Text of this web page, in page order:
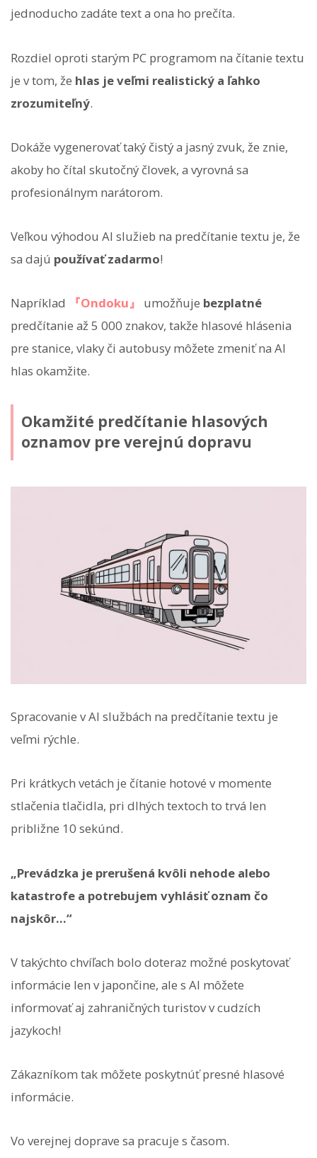
jednoducho zadáte text a ona ho prečíta.
Rozdiel oproti starým PC programom na čítanie textu
je v tom, že hlas je veľmi realistický a ľahko
zrozumiteľný.
Dokáže vygenerovať taký čistý a jasný zvuk, že znie,
akoby ho čítal skutočný človek, a vyrovná sa
profesionálnym narátorom.
Veľkou výhodou AI služieb na predčítanie textu je, že
sa dajú používať zadarmo!
Napríklad 『Ondoku』 umožňuje bezplatné
predčítanie až 5 000 znakov, takže hlasové hlásenia
pre stanice, vlaky či autobusy môžete zmeniť na AI
hlas okamžite.
Okamžité predčítanie hlasových
oznamov pre verejnú dopravu
Spracovanie v AI službách na predčítanie textu je
veľmi rýchle.
Pri krátkych vetách je čítanie hotové v momente
stlačenia tlačidla, pri dlhých textoch to trvá len
približne 10 sekúnd.
„Prevádzka je prerušená kvôli nehode alebo
katastrofe a potrebujem vyhlásiť oznam čo
najskôr...“
V takýchto chvíľach bolo doteraz možné poskytovať
informácie len v japončine, ale s AI môžete
informovať aj zahraničných turistov v cudzích
jazykoch!
Zákazníkom tak môžete poskytnúť presné hlasové
informácie.
Vo verejnej doprave sa pracuje s časom.